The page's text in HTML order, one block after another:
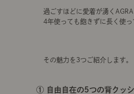
過ごすほどに愛着が湧くAGRA
4年使っても飽きずに長く使っ
その魅力を3つご紹介します。
① 自由自在の5つの背クッ